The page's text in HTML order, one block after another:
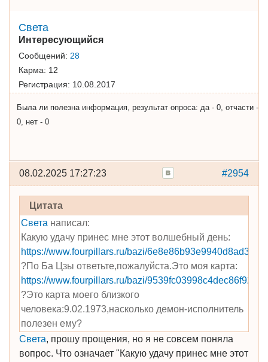
Света
Интересующийся
Сообщений: 28
Карма: 12
Регистрация: 10.08.2017
Была ли полезна информация, результат опроса: да - 0, отчасти -
0, нет - 0
#2954
08.02.2025 17:27:23
Цитата
Света написал:
Какую удачу принес мне этот волшебный день:
https://www.fourpillars.ru/bazi/
?По Ба Цзы ответьте,пожалуйста.Это моя карта:
https://www.fourpillars.ru/bazi/
?Это карта моего близкого
человека:9.02.1973,насколько демон-исполнитель
полезен ему?
Света, прошу прощения, но я не совсем поняла
вопрос. Что означает "Какую удачу принес мне этот